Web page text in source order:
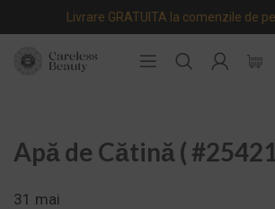
Livrare GRATUITA la comenzile de
Apă de Cătină (
31 mai